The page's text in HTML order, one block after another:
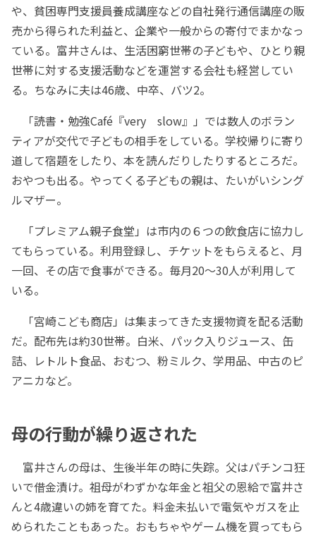
や、貧困専門支援員養成講座などの自社発行通信講座の販
売から得られた利益と、企業や一般からの寄付でまかなっ
ている。富井さんは、生活困窮世帯の子どもや、ひとり親
世帯に対する支援活動などを運営する会社も経営してい
る。ちなみに夫は46歳、中卒、バツ2。
「読書・勉強Café『very slow』」では数人のボラン
ティアが交代で子どもの相手をしている。学校帰りに寄り
道して宿題をしたり、本を読んだりしたりするところだ。
おやつも出る。やってくる子どもの親は、たいがいシング
ルマザー。
「プレミアム親子食堂」は市内の６つの飲食店に協力し
てもらっている。利用登録し、チケットをもらえると、月
一回、その店で食事ができる。毎月20～30人が利用して
いる。
「宮崎こども商店」は集まってきた支援物資を配る活動
だ。配布先は約30世帯。白米、パック入りジュース、缶
詰、レトルト食品、おむつ、粉ミルク、学用品、中古のピ
アニカなど。
母の行動が繰り返された
富井さんの母は、生後半年の時に失踪。父はパチンコ狂
いで借金漬け。祖母がわずかな年金と祖父の恩給で富井さ
んと4歳違いの姉を育てた。料金未払いで電気やガスを止
められたこともあった。おもちゃやゲーム機を買ってもら